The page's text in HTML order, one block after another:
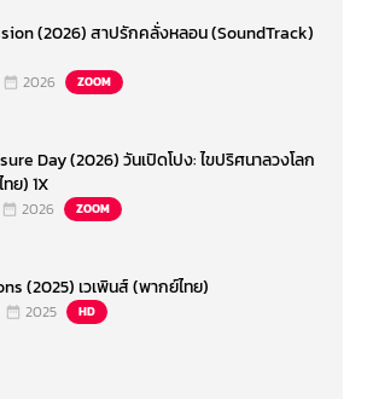
(2026) สาปรักคลั่งหลอน (SoundTrack)
2026 ZOOM
Day (2026) วันเปิดโปง: ไขปริศนาลวงโลก
ย) 1X
2026 ZOOM
(2025) เวเพินส์ (พากย์ไทย)
2025 HD